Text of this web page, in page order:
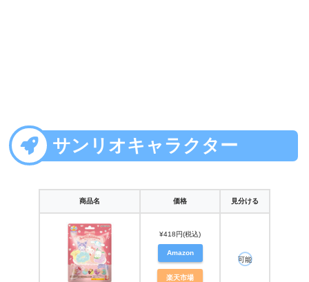
サンリオキャラクター
商品名 価格 見分ける
¥418円(税込)
Amazon
楽天市場
可能